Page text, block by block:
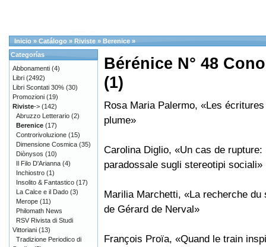
Inicio » Catálogo » Riviste » Berenice »
Bérénice N° 48
(1)
Rosa Maria Palermo, «Les écritures
plume»
Carolina Diglio, «Un cas de rupture:
paradossale sugli stereotipi sociali»
Marilia Marchetti, «La recherche du
de Gérard de Nerval»
François Proïa, «Quand le train
Categorías
Abbonamenti (4)
Libri (2492)
Libri Scontati 30% (30)
Promozioni (19)
Riviste-> (142)
Abruzzo Letterario (2)
Berenice (17)
Controrivoluzione (15)
Dimensione Cosmica (35)
Diònysos (10)
Il Filo D'Arianna (4)
Inchiostro (1)
Insolito & Fantastico (17)
La Calce e il Dado (3)
Merope (11)
Philomath News
RSV Rivista di Studi
Vittoriani (13)
Tradizione Periodico di